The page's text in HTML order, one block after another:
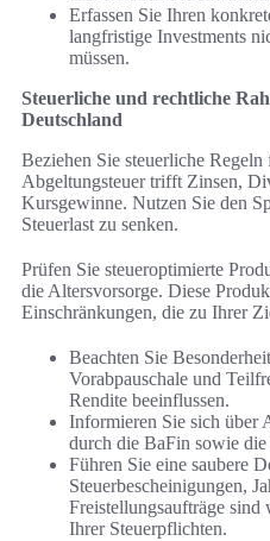
Erfassen Sie Ihren
langfristige Investments
müssen.
Steuerliche und rechtliche
Deutschland
Beziehen Sie steuerliche
Abgeltungsteuer trifft Zinsen,
Kursgewinne. Nutzen Sie den
Steuerlast zu senken.
Prüfen Sie steueroptimierte
die Altersvorsorge. Diese
Einschränkungen, die zu Ihrer
Beachten Sie
Vorabpauschale und
Rendite beeinflussen.
Informieren Sie sich über
durch die BaFin sowie
Führen Sie eine saubere
Steuerbescheinigungen,
Freistellungsaufträge
Ihrer Steuerpflichten.